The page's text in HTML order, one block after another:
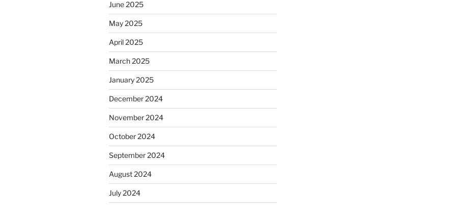
June 2025
May 2025
April 2025
March 2025
January 2025
December 2024
November 2024
October 2024
September 2024
August 2024
July 2024